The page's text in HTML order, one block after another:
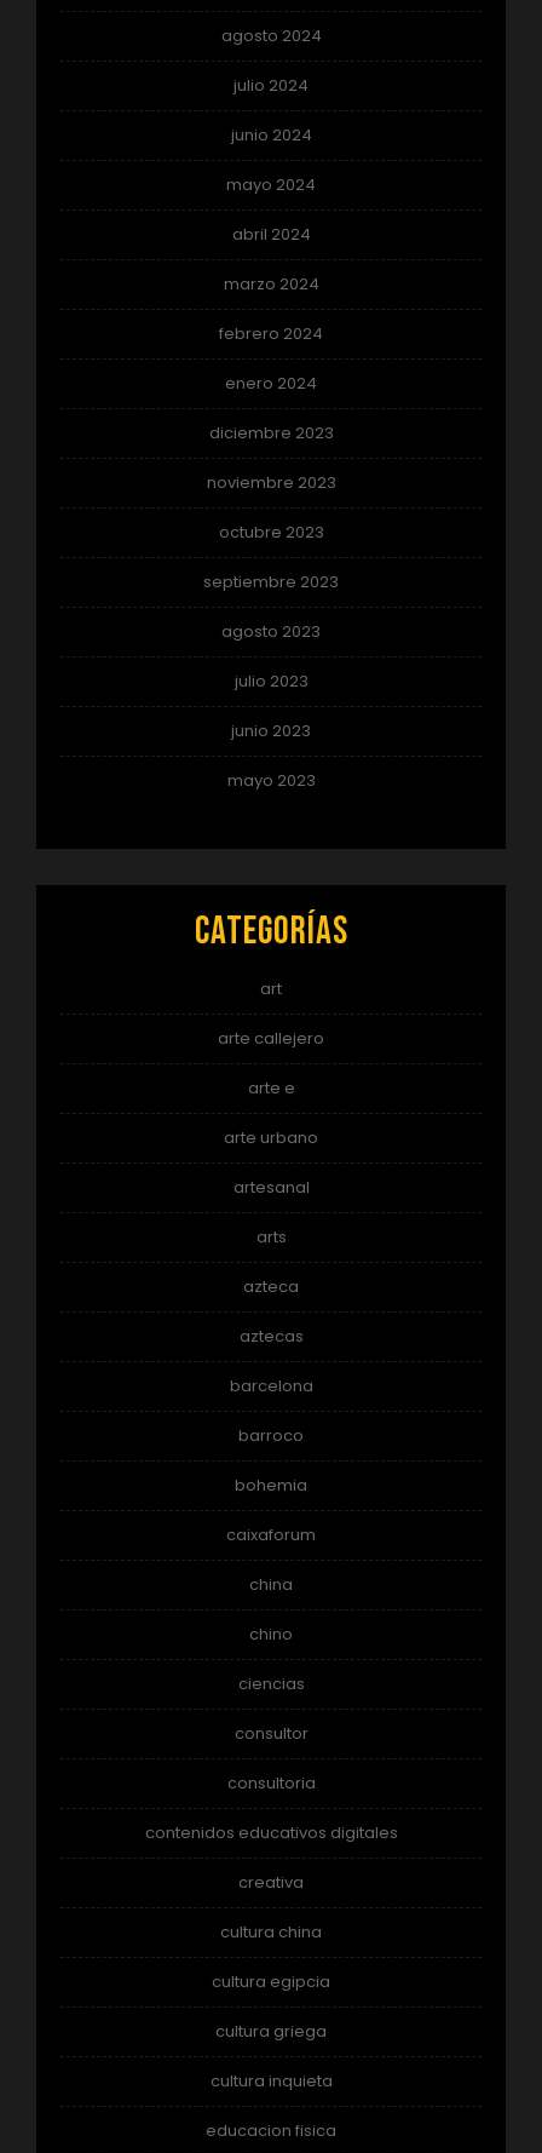
agosto 2024
julio 2024
junio 2024
mayo 2024
abril 2024
marzo 2024
febrero 2024
enero 2024
diciembre 2023
noviembre 2023
octubre 2023
septiembre 2023
agosto 2023
julio 2023
junio 2023
mayo 2023
Categorías
art
arte callejero
arte e
arte urbano
artesanal
arts
azteca
aztecas
barcelona
barroco
bohemia
caixaforum
china
chino
ciencias
consultor
consultoria
contenidos educativos digitales
creativa
cultura china
cultura egipcia
cultura griega
cultura inquieta
educacion fisica